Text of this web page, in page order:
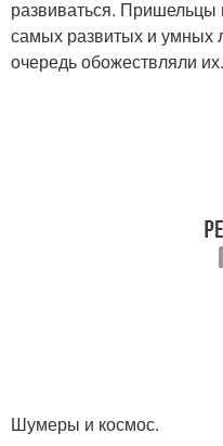
развиваться. Пришельцы
самых развитых и умных
очередь обожествляли их.
Шумеры и космос.